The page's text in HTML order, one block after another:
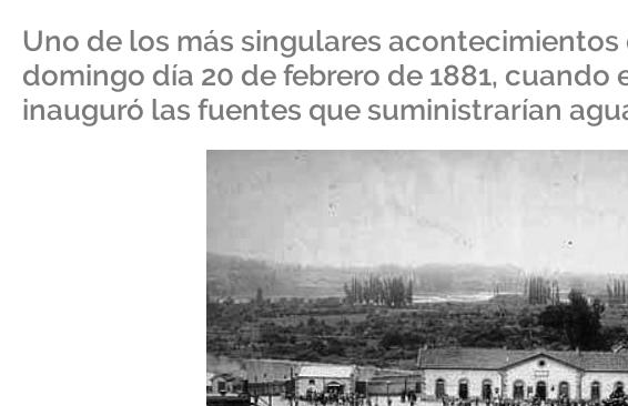
Uno de los más singulares acontecimientos
domingo día 20 de febrero de 1881, cuando
inauguró las fuentes que suministrarían